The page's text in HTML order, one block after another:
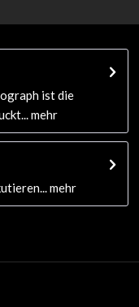
ist die
mehr
mehr